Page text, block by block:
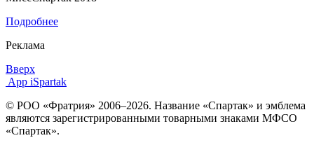
Подробнее
Реклама
Вверх
App iSpartak
© РОО «Фратрия» 2006–2026. Название «Спартак» и эмблема
являются зарегистрированными товарными знаками МФСО
«Спартак».